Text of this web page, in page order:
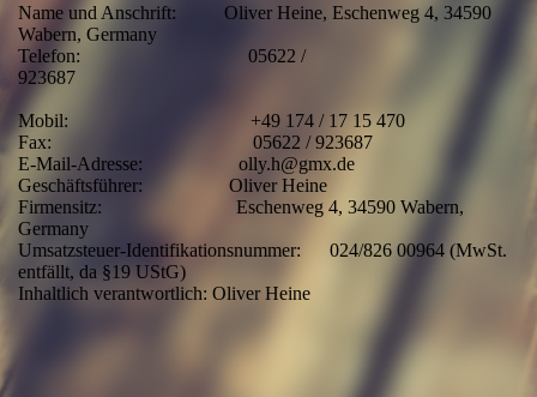
Name und Anschrift: Oliver Heine, Eschenweg 4, 34590
Wabern, Germany
Telefon: 05622 /
923687
Mobil: +49 174 / 17 15 470
Fax: 05622 / 923687
E-Mail-Adresse: olly.h@gmx.de
Geschäftsführer: Oliver Heine
Firmensitz: Eschenweg 4, 34590 Wabern,
Germany
Umsatzsteuer-Identifikationsnummer: 024/826 00964 (MwSt.
entfällt, da §19 UStG)
Inhaltlich verantwortlich: Oliver Heine